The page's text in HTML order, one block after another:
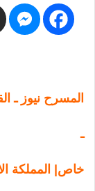
المسرح نيوز ـ
ـ
خاص| المملكة